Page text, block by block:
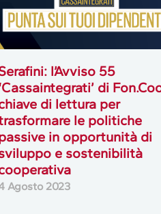
l’Avviso 55
di
di lettura per
le politiche
in opportunità di
e sostenibilità
Agosto 2023